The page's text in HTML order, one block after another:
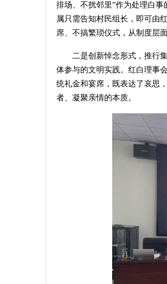
排场、不扰邻里”作为处理白事
属只需告知村民组长，即可由
席、不搞繁琐仪式，从制度层
二是创新悼念形式，推行
体参与的文明实践。红白理事
统礼金和宴席，既表达了哀思
者、凝聚亲情的本质。